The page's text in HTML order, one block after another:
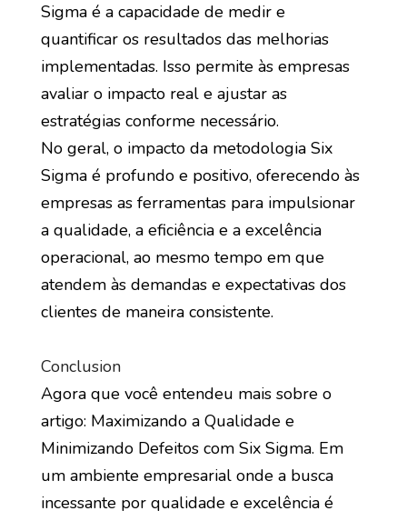
Sigma é a capacidade de medir e
quantificar os resultados das melhorias
implementadas. Isso permite às empresas
avaliar o impacto real e ajustar as
estratégias conforme necessário.
No geral, o impacto da metodologia Six
Sigma é profundo e positivo, oferecendo às
empresas as ferramentas para impulsionar
a qualidade, a eficiência e a excelência
operacional, ao mesmo tempo em que
atendem às demandas e expectativas dos
clientes de maneira consistente.
Conclusion
Agora que você entendeu mais sobre o
artigo: Maximizando a Qualidade e
Minimizando Defeitos com Six Sigma. Em
um ambiente empresarial onde a busca
incessante por qualidade e excelência é